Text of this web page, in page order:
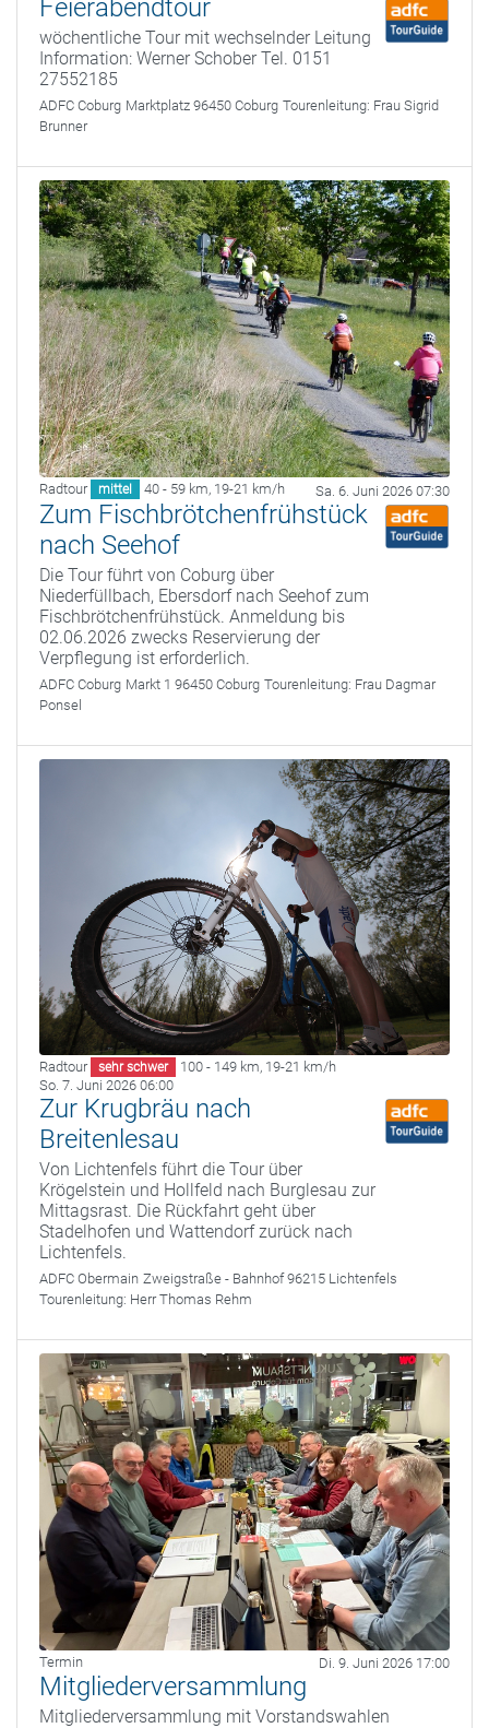
Feierabendtour
wöchentliche Tour mit wechselnder Leitung
Information: Werner Schober Tel. 0151
27552185
ADFC Coburg Marktplatz 96450 Coburg Tourenleitung: Frau Sigrid
Brunner
Radtour mittel 40 - 59 km, 19-21 km/h Sa. 6. Juni 2026 07:30
Zum Fischbrötchenfrühstück
nach Seehof
Die Tour führt von Coburg über
Niederfüllbach, Ebersdorf nach Seehof zum
Fischbrötchenfrühstück. Anmeldung bis
02.06.2026 zwecks Reservierung der
Verpflegung ist erforderlich.
ADFC Coburg Markt 1 96450 Coburg Tourenleitung: Frau Dagmar
Ponsel
Radtour sehr schwer 100 - 149 km, 19-21 km/h
So. 7. Juni 2026 06:00
Zur Krugbräu nach
Breitenlesau
Von Lichtenfels führt die Tour über
Krögelstein und Hollfeld nach Burglesau zur
Mittagsrast. Die Rückfahrt geht über
Stadelhofen und Wattendorf zurück nach
Lichtenfels.
ADFC Obermain Zweigstraße - Bahnhof 96215 Lichtenfels
Tourenleitung: Herr Thomas Rehm
Termin Di. 9. Juni 2026 17:00
Mitgliederversammlung
Mitgliederversammlung mit Vorstandswahlen